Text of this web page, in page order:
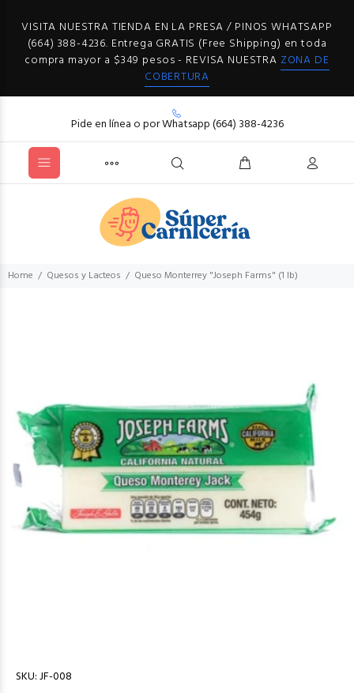
VISITA NUESTRA TIENDA EN LA PRESA / PINOS WHATSAPP
(664) 388-4236. Entrega GRATIS (Free Shipping) en toda
compra mayor a $349 pesos - REVISA NUESTRA ZONA DE
COBERTURA
Pide en línea o por Whatsapp (664) 388-4236
Home Quesos y Lacteos Queso Monterrey "Joseph Farms" (1 lb)
SKU:JF-008